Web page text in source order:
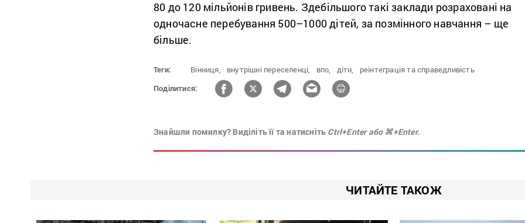
80 до 120 мільйонів гривень. Здебільшого такі заклади розраховані на
одночасне перебування 500–1000 дітей, за позмінного навчання – ще
більше.
Теги: Вінниця, внутрішні переселенці, впо, діти,
реінтеграція та справедливість
Поділитися:
Знайшли помилку? Виділіть її та натисніть Ctrl+Enter або ⌘+Enter.
ЧИТАЙТЕ ТАКОЖ